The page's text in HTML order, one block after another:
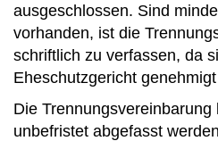
ausgeschlossen. Sind
vorhanden, ist die
schriftlich zu verfassen, da
Eheschutzgericht
Die
unbefristet abgefasst